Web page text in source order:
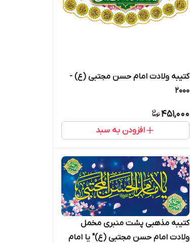
کتیبه ولادت امام حسن مجتبی (ع) -
2000
451,000
افزودن به سبد
کتیبه مذهبی پشت منبری مخمل
ولادت امام حسن مجتبی (ع)" یا امام